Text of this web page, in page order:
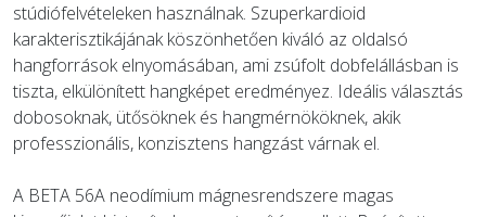
stúdiófelvételeken használnak. Szuperkardioid
karakterisztikájának köszönhetően kiváló az oldalsó
hangforrások elnyomásában, ami zsúfolt dobfelállásban is
tiszta, elkülönített hangképet eredményez. Ideális választás
dobosoknak, ütősöknek és hangmérnököknek, akik
professzionális, konzisztens hangzást várnak el.
A BETA 56A neodímium mágnesrendszere magas